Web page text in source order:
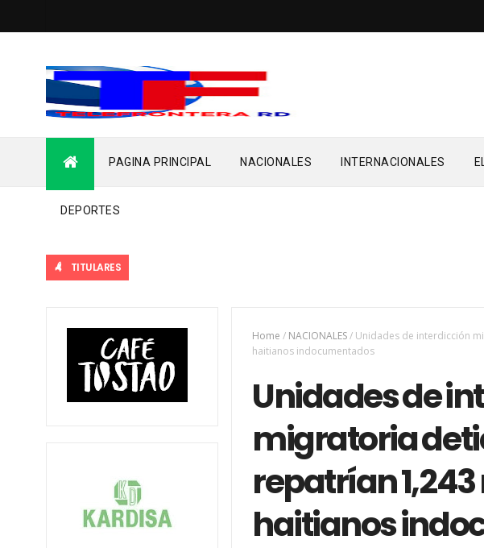
PAGINA PRINCIPAL NACIONALES INTERNACIONALES
DEPORTES
TITULARES
Home / NACIONALES/ Unidades de interdicción
haitianos indocumentados
Unidades de
migratoria
repatrían
haitianos